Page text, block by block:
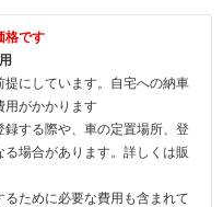
格です
にしています。自宅への納車
用がかかります
する際や、車の定置場所、登
場合があります。詳しくは販
ために必要な費用も含まれて